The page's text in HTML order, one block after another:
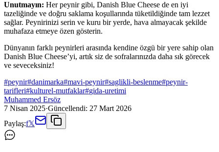
Unutmayın: Her peynir gibi, Danish Blue Cheese de en iyi
tazeliğinde ve doğru saklama koşullarında tüketildiğinde tam lezzet
sağlar. Peynirinizi serin ve kuru bir yerde, hava almayacak şekilde
muhafaza etmeye özen gösterin.
Dünyanın farklı peynirleri arasında kendine özgü bir yere sahip olan
Danish Blue Cheese’yi, artık siz de sofralarınızda daha sık görecek
ve seveceksiniz!
#peynir#danimarka#mavi-peynir#saglikli-beslenme#peynir-
tarifleri#kulturel-mutfaklar#gida-uretimi
Muhammed Ersöz
7 Nisan 2025·Güncellendi: 27 Mart 2026
Paylaş:f𝕏